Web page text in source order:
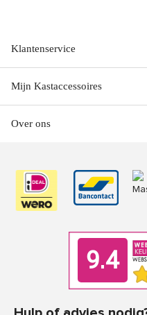
Klantenservice
Mijn Kastaccessoires
Over ons